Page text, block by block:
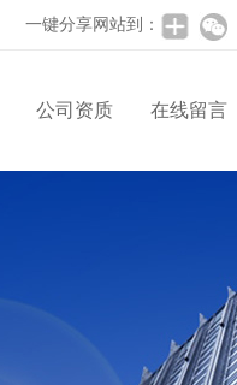
一键分享网站到：
公司资质 在线留言